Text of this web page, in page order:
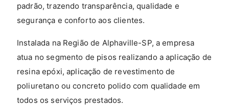
padrão, trazendo transparência, qualidade e
segurança e conforto aos clientes.
Instalada na Região de Alphaville-SP, a empresa
atua no segmento de pisos realizando a aplicação de
resina epóxi, aplicação de revestimento de
poliuretano ou concreto polido com qualidade em
todos os serviços prestados.